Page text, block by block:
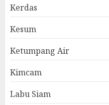
Kerdas
Kesum
Ketumpang Air
Kimcam
Labu Siam